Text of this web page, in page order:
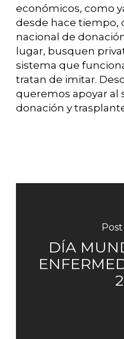
económicos, como
desde hace tiempo,
nacional de
lugar, busquen
sistema que
tratan de imitar.
queremos apoyar al
donación y
DÍA